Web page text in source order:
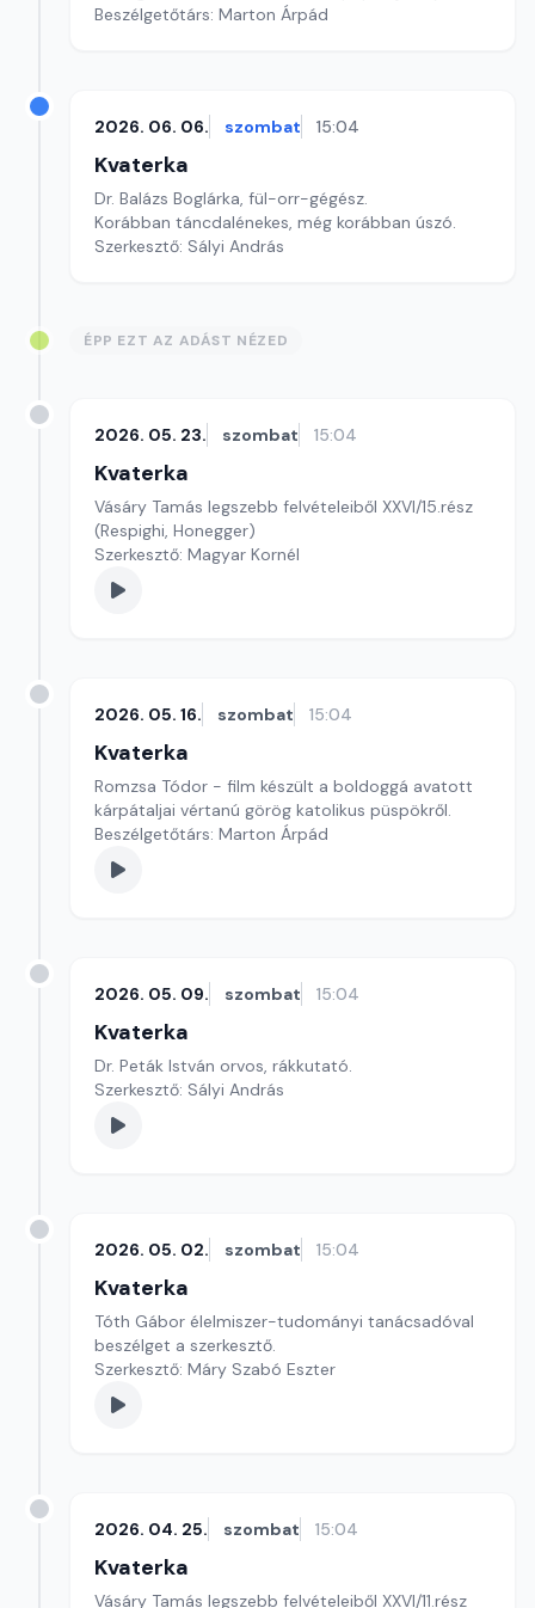
Beszélgetőtárs: Marton Árpád
2026. 06. 06. szombat 15:04
Kvaterka
Dr. Balázs Boglárka, fül-orr-gégész.
Korábban táncdalénekes, még korábban úszó.
Szerkesztő: Sályi András
ÉPP EZT AZ ADÁST NÉZED
2026. 05. 23. szombat 15:04
Kvaterka
Vásáry Tamás legszebb felvételeiből XXVI/15.rész
(Respighi, Honegger)
Szerkesztő: Magyar Kornél
2026. 05. 16. szombat 15:04
Kvaterka
Romzsa Tódor - film készült a boldoggá avatott
kárpátaljai vértanú görög katolikus püspökről.
Beszélgetőtárs: Marton Árpád
2026. 05. 09. szombat 15:04
Kvaterka
Dr. Peták István orvos, rákkutató.
Szerkesztő: Sályi András
2026. 05. 02. szombat 15:04
Kvaterka
Tóth Gábor élelmiszer-tudományi tanácsadóval
beszélget a szerkesztő.
Szerkesztő: Máry Szabó Eszter
2026. 04. 25. szombat 15:04
Kvaterka
Vásáry Tamás legszebb felvételeiből XXVI/11.rész